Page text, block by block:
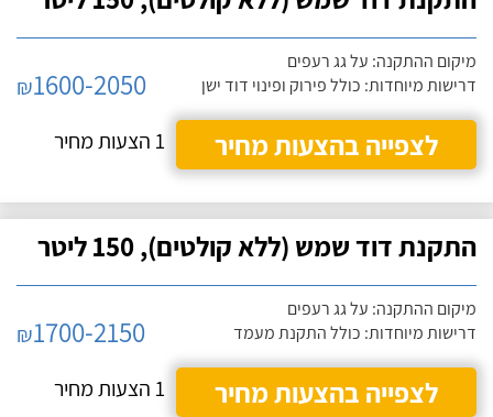
מיקום ההתקנה: על גג רעפים
דרישות מיוחדות: כולל פירוק ופינוי דוד ישן
₪1600-2050
לצפייה בהצעות מחיר
1 הצעות מחיר
התקנת דוד שמש (ללא קולטים), 150 ליטר
מיקום ההתקנה: על גג רעפים
דרישות מיוחדות: כולל התקנת מעמד
₪1700-2150
לצפייה בהצעות מחיר
1 הצעות מחיר